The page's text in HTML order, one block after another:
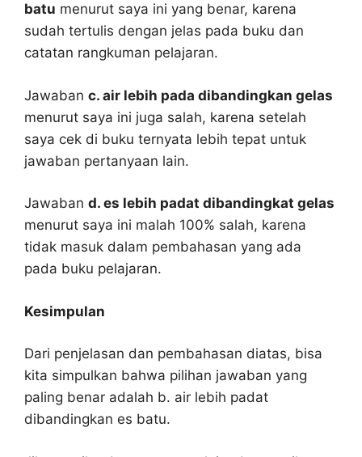
batu menurut saya ini yang benar, karena
sudah tertulis dengan jelas pada buku dan
catatan rangkuman pelajaran.
Jawaban c. air lebih pada dibandingkan gelas
menurut saya ini juga salah, karena setelah
saya cek di buku ternyata lebih tepat untuk
jawaban pertanyaan lain.
Jawaban d. es lebih padat dibandingkat gelas
menurut saya ini malah 100% salah, karena
tidak masuk dalam pembahasan yang ada
pada buku pelajaran.
Kesimpulan
Dari penjelasan dan pembahasan diatas, bisa
kita simpulkan bahwa pilihan jawaban yang
paling benar adalah b. air lebih padat
dibandingkan es batu.